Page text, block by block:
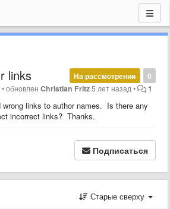
0
На рассмотрении
links
•обновленChristian Fritz5 лет назад • 1
wrong links to author names. Is there any
incorrect links? Thanks.
Подписаться
Старые сверху